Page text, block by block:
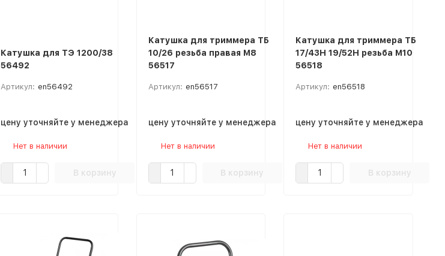
Катушка для TЭ 1200/38
56492
Артикул: en56492
цену уточняйте у менеджера
Нет в наличии
В корзину
Катушка для триммера ТБ
10/26 резьба правая М8
56517
Артикул: en56517
цену уточняйте у менеджера
Нет в наличии
В корзину
Катушка для триммера ТБ
17/43H 19/52Н резьба М10
56518
Артикул: en56518
цену уточняйте у менеджера
Нет в наличии
В корзину